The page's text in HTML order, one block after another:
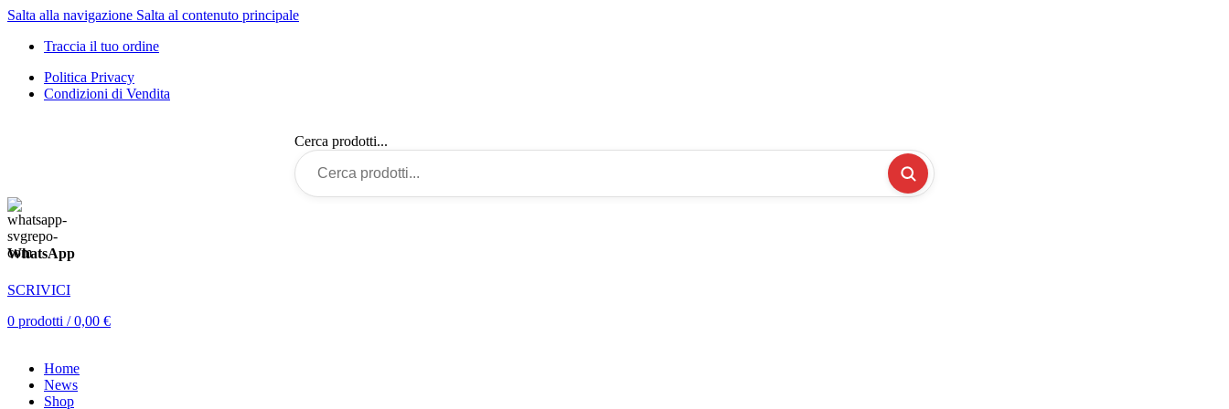
Salta alla navigazione Salta al contenuto principale
Traccia il tuo ordine
Politica Privacy
Condizioni di Vendita
Cerca prodotti...
WhatsApp
SCRIVICI
0 prodotti / 0,00 €
Home
News
Shop